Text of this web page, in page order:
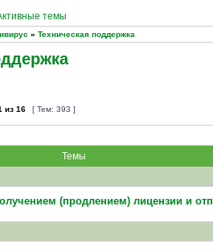
темы
» Техническая поддержка
из 16 [ Тем: 393 ]
Темы
(продлением) лицензии и